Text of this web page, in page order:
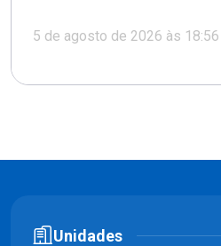
5 de agosto de 2026 às 18:56
Unidades